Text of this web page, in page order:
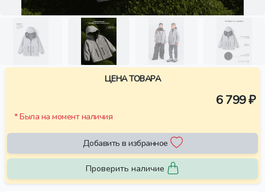
ЦЕНА ТОВАРА
6 799 ₽
* Была на момент наличия
Добавить в избранное
Проверить наличие